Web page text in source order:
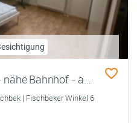
WG Zimmer in Fischbek - nähe Bahnhof - amerikanisches Bungalow
| Fischbeker Winkel 6